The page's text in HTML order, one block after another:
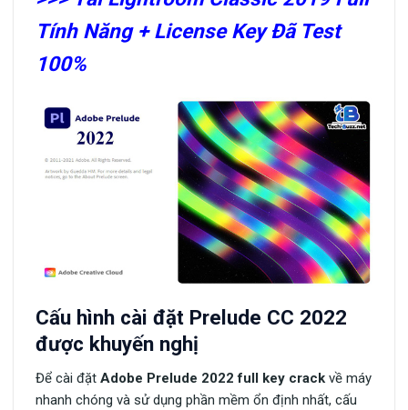
Tính Năng + License Key Đã Test
100%
Cấu hình cài đặt Prelude CC 2022
được khuyến nghị
Để cài đặt Adobe Prelude 2022 full key crack về máy
nhanh chóng và sử dụng phần mềm ổn định nhất, cấu